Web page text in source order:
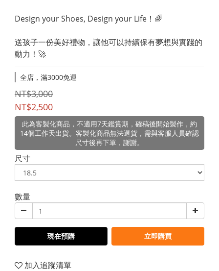
Design your Shoes, Design your Life！🌈
送孩子一份美好禮物，讓他可以持續保有夢想與實踐的
動力！🚀
全店，滿3000免運
NT$3,000
NT$2,500
此為客製化商品，不適用7天鑑賞期，確稿後開始製作，約
14個工作天出貨。客製化商品無法退貨，需與客服人員確認
尺寸後再下單，謝謝。
尺寸
數量
現在預購 立即購買
加入追蹤清單